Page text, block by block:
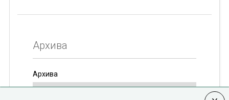
Архива
Архива